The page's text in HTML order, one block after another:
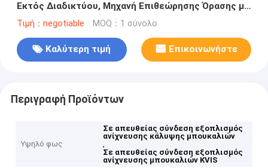
Εκτός Διαδικτύου, Μηχανή Επιθεώρησης Όρασης με
Κάμερα
Τιμή：negotiable MOQ：1 σύνολο
Καλύτερη τιμή Επικοινωνήστε
Περιγραφή Προϊόντων
Υψηλό φως
Σε απευθείας σύνδεση εξοπλισμός
ανίχνευσης κάλυψης μπουκαλιών
,
Σε απευθείας σύνδεση εξοπλισμός
ανίχνευσης μπουκαλιών KVIS